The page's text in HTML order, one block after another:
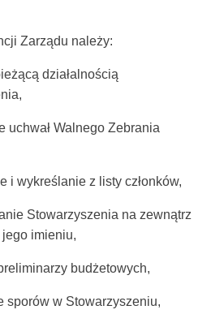
Zarządu należy:
działalnością
uchwał Walnego Zebrania
i wykreślanie z listy członków,
Stowarzyszenia na zewnątrz
jego imieniu,
budżetowych,
sporów w Stowarzyszeniu,